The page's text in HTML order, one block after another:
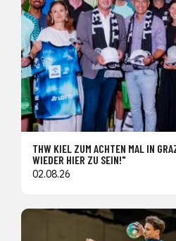
THW KIEL ZUM ACHTEN MAL IN
WIEDER HIER ZU SEIN!"
02.08.26